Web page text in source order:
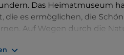
Das Heimatmuseum
die es ermöglichen, die
Auf Wegen durch die